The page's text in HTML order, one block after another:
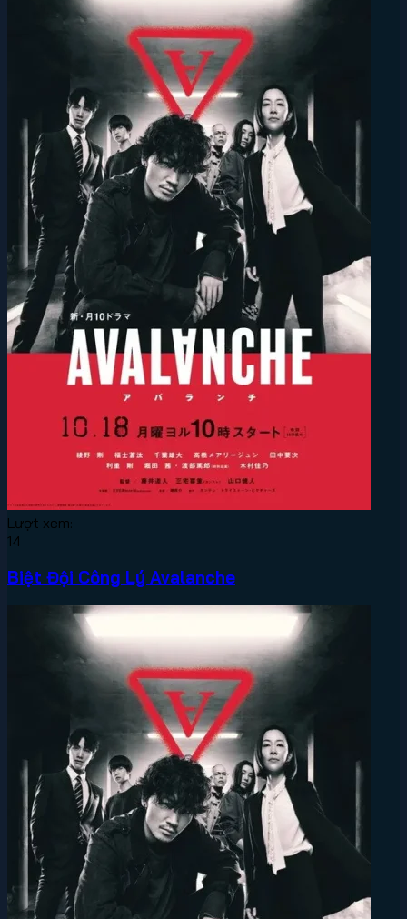
Lượt xem:
14
Biệt Đội Công Lý Avalanche